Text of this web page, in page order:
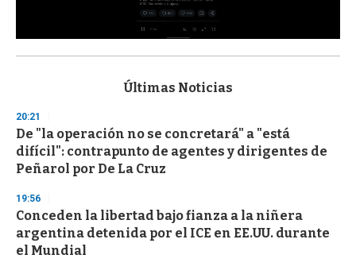
s
d
s
o
f
3
s
e
c
o
n
Últimas Noticias
20:21
De "la operación no se concretará" a "está
difícil": contrapunto de agentes y dirigentes de
Peñarol por De La Cruz
19:56
Conceden la libertad bajo fianza a la niñera
argentina detenida por el ICE en EE.UU. durante
el Mundial